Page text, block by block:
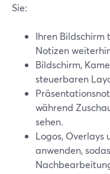
Sie:
Ihren Bildschirm
Notizen
Bildschirm,
steuerbaren
während
sehen.
Logos, Overlays
anwenden,